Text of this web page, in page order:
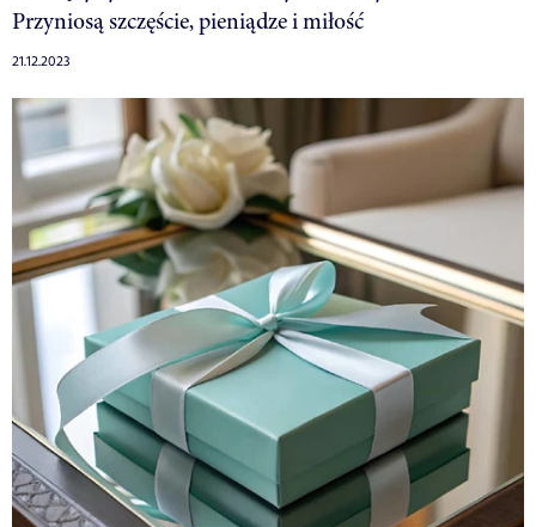
Przyniosą szczęście, pieniądze i miłość
21.12.2023